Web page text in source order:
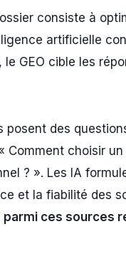
consiste à
artificielle
GEO cible les
des
choisir
? ». Les IA
et la fiabilité des
ces sources